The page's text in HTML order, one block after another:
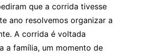
que a corrida tivesse
ano resolvemos organizar a
A corrida é voltada
a família, um momento de